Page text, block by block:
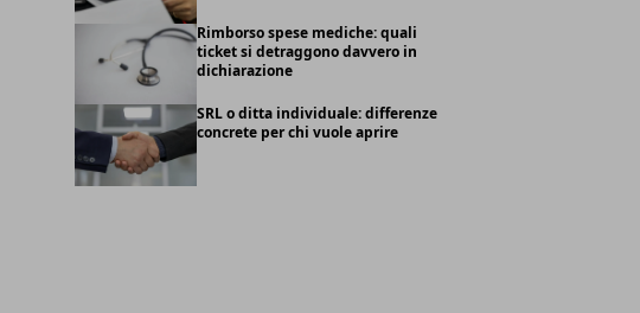
Rimborso spese mediche: quali
ticket si detraggono davvero in
dichiarazione
SRL o ditta individuale: differenze
concrete per chi vuole aprire